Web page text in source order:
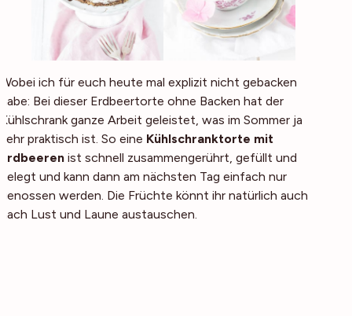
Wobei ich für euch heute mal explizit nicht gebacken
habe: Bei dieser Erdbeertorte ohne Backen hat der
Kühlschrank ganze Arbeit geleistet, was im Sommer ja
sehr praktisch ist. So eine Kühlschranktorte mit
Erdbeeren ist schnell zusammengerührt, gefüllt und
belegt und kann dann am nächsten Tag einfach nur
genossen werden. Die Früchte könnt ihr natürlich auch
nach Lust und Laune austauschen.